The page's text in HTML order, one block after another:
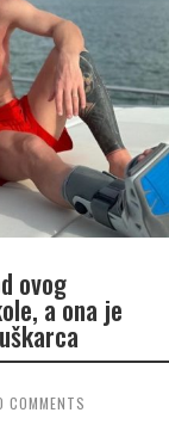
ovog
a ona je
COMMENTS